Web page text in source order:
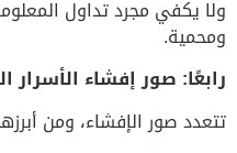
ولا يكفي مجرد تداول
ومحمية.
رابعًا: صور إفشاء الأسرار
تتعدد صور الإفشاء، ومن